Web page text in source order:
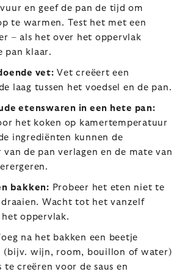
en geef de pan de tijd om
te warmen. Test het met een
– als het over het oppervlak
pan klaar.
vet: Vet creëert een
laag tussen het voedsel en de pan.
etenswaren in een hete pan:
het koken op kamertemperatuur
ingrediënten kunnen de
de pan verlagen en de mate van
bakken: Probeer het eten niet te
Wacht tot het vanzelf
het oppervlak.
na het bakken een beetje
(bijv. wijn, room, bouillon of water)
te creëren voor de saus en